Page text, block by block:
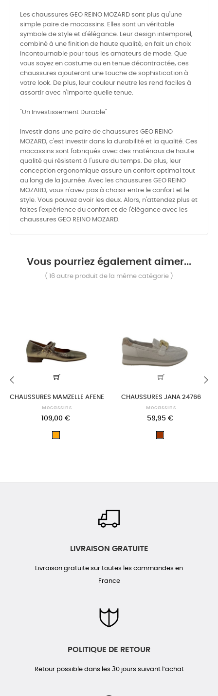
Les chaussures GEO REINO MOZARD sont plus qu'une
simple paire de mocassins. Elles sont un véritable
symbole de style et d'élégance. Leur design intemporel,
combiné à une finition de haute qualité, en fait un choix
incontournable pour tous les amateurs de mode. Que
vous soyez en costume ou en tenue décontractée, ces
chaussures ajouteront une touche de sophistication à
votre look. De plus, leur couleur neutre les rend faciles à
assortir avec n'importe quelle tenue.
"Un Investissement Durable"
Investir dans une paire de chaussures GEO REINO
MOZARD, c'est investir dans la durabilité et la qualité. Ces
mocassins sont fabriqués avec des matériaux de haute
qualité qui résistent à l'usure du temps. De plus, leur
conception ergonomique assure un confort optimal tout
au long de la journée. Avec les chaussures GEO REINO
MOZARD, vous n'avez pas à choisir entre le confort et le
style. Vous pouvez avoir les deux. Alors, n'attendez plus et
faites l'expérience du confort et de l'élégance avec les
chaussures GEO REINO MOZARD.
Vous pourriez également aimer...
( 16 autre produit de la même catégorie )
CHAUSSURES MAMZELLE AFENE
Mocassins
109,00 €
CHAUSSURES JANA 24766
Mocassins
59,95 €
‹
LIVRAISON GRATUITE
Livraison gratuite sur toutes les commandes en
France
POLITIQUE DE RETOUR
Retour possible dans les 30 jours suivant l’achat